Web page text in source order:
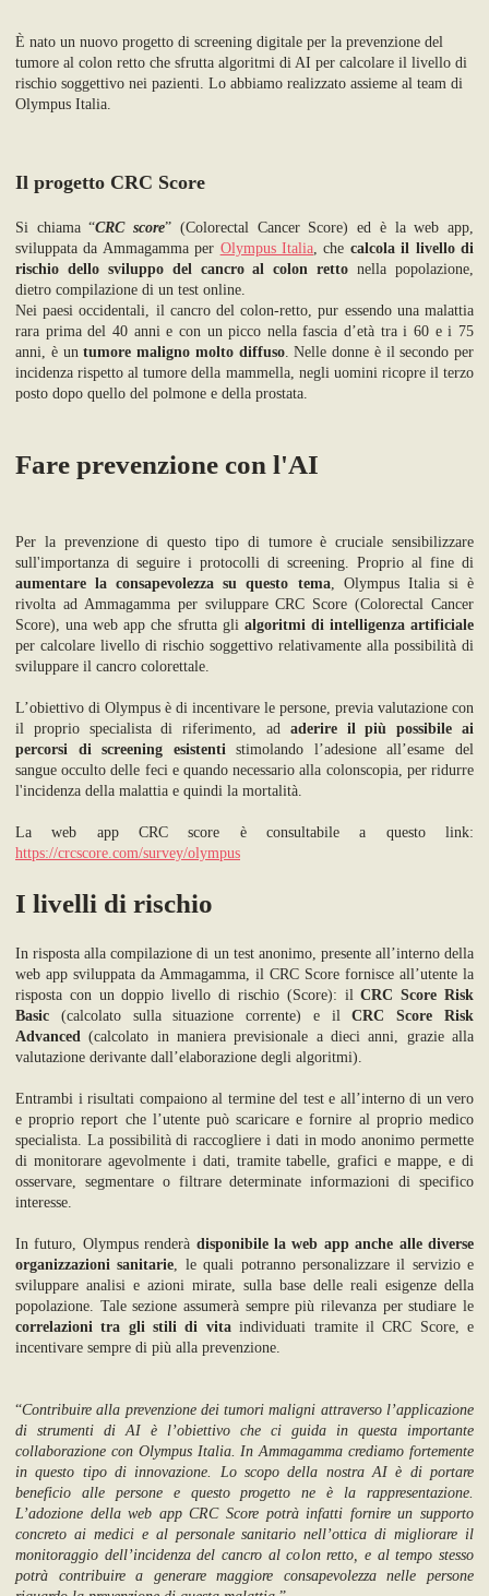
È nato un nuovo progetto di screening digitale per la prevenzione del
tumore al colon retto che sfrutta algoritmi di AI per calcolare il livello di
rischio soggettivo nei pazienti. Lo abbiamo realizzato assieme al team di
Olympus Italia.
Il progetto CRC Score
Si chiama “CRC score” (Colorectal Cancer Score) ed è la web app,
sviluppata da Ammagamma per Olympus Italia, che calcola il livello di
rischio dello sviluppo del cancro al colon retto nella popolazione,
dietro compilazione di un test online.
Nei paesi occidentali, il cancro del colon-retto, pur essendo una malattia
rara prima del 40 anni e con un picco nella fascia d’età tra i 60 e i 75
anni, è untumore maligno molto diffuso. Nelle donne è il secondo per
incidenza rispetto al tumore della mammella, negli uomini ricopre il terzo
posto dopo quello del polmone e della prostata.
Fare prevenzione con l'AI
Per la prevenzione di questo tipo di tumore è cruciale sensibilizzare
sull'importanza di seguire i protocolli di screening. Proprio al fine di
aumentare la consapevolezza su questo tema, Olympus Italia si è
rivolta ad Ammagamma per sviluppare CRC Score (Colorectal Cancer
Score), una web app che sfrutta gli algoritmi di intelligenza artificiale
per calcolare livello di rischio soggettivo relativamente alla possibilità di
sviluppare il cancro colorettale.
L’obiettivo di Olympus è di incentivare le persone, previa valutazione con
il proprio specialista di riferimento, ad aderire il più possibile ai
percorsi di screening esistentistimolando l’adesione all’esame del
sangue occulto delle feci e quando necessario alla colonscopia, per ridurre
l'incidenza della malattia e quindi la mortalità.
La web app CRC score è consultabile a questo link:
https://crcscore.com/survey/olympus
I livelli di rischio
In risposta alla compilazione di un test anonimo, presente all’interno della
web app sviluppata da Ammagamma, il CRC Score fornisce all’utente la
risposta con un doppio livello di rischio (Score): ilCRC Score Risk
Basic (calcolato sulla situazione corrente) e ilCRC Score Risk
Advanced (calcolato in maniera previsionale a dieci anni, grazie alla
valutazione derivante dall’elaborazione degli algoritmi).
Entrambi i risultati compaiono al termine del test e all’interno di un vero
e proprio report che l’utente può scaricare e fornire al proprio medico
specialista. La possibilità di raccogliere i dati in modo anonimo permette
di monitorare agevolmente i dati, tramite tabelle, grafici e mappe, e di
osservare, segmentare o filtrare determinate informazioni di specifico
interesse.
In futuro, Olympus renderà disponibile la web app anche alle diverse
organizzazioni sanitarie, le quali potranno personalizzare il servizio e
sviluppare analisi e azioni mirate, sulla base delle reali esigenze della
popolazione. Tale sezione assumerà sempre più rilevanza per studiare le
correlazioni tra gli stili di vitaindividuati tramite il CRC Score, e
incentivare sempre di più alla prevenzione.
“Contribuire alla prevenzione dei tumori maligni attraverso l’applicazione
di strumenti di AI è l’obiettivo che ci guida in questa importante
collaborazione con Olympus Italia. In Ammagamma crediamo fortemente
in questo tipo di innovazione. Lo scopo della nostra AI è di portare
beneficio alle persone e questo progetto ne è la rappresentazione.
L’adozione della web app CRC Score potrà infatti fornire un supporto
concreto ai medici e al personale sanitario nell’ottica di migliorare il
monitoraggio dell’incidenza del cancro al colon retto, e al tempo stesso
potrà contribuire a generare maggiore consapevolezza nelle persone